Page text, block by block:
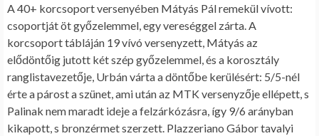
A 40+ korcsoport versenyében Mátyás Pál remekül vívott:
csoportját öt győzelemmel, egy vereséggel zárta. A
korcsoport tábláján 19 vívó versenyzett, Mátyás az
elődöntőig jutott két szép győzelemmel, és a korosztály
ranglistavezetője, Urbán várta a döntőbe kerülésért: 5/5-nél
érte a párost a szünet, ami után az MTK versenyzője ellépett, s
Palinak nem maradt ideje a felzárkózásra, így 9/6 arányban
kikapott, s bronzérmet szerzett. Plazzeriano Gábor tavalyi